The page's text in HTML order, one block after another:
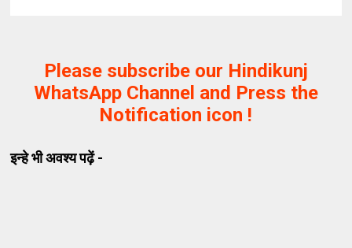
Please subscribe our Hindikunj
WhatsApp Channel and Press the
Notification icon !
इन्हे भी अवश्य पढ़ें -